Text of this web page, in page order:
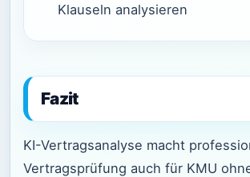
Klauseln analysieren
Fazit
KI-Vertragsanalyse macht
Vertragsprüfung auch für KMU